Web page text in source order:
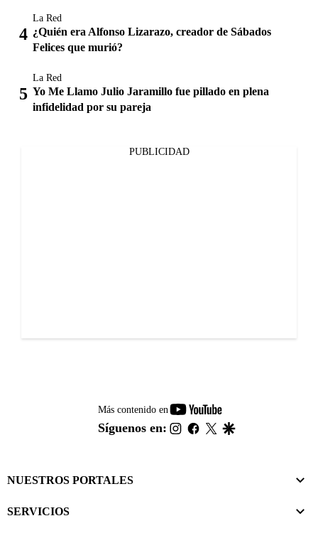
La Red
¿Quién era Alfonso Lizarazo, creador de Sábados
Felices que murió?
La Red
Yo Me Llamo Julio Jaramillo fue pillado en plena
infidelidad por su pareja
PUBLICIDAD
Más contenido en
youtube-
footer
Síguenos en: instagram
facebook
twitter
NUESTROS PORTALES
SERVICIOS